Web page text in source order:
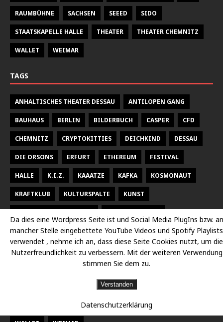
RAUMBÜHNE SACHSEN SEEED SIDO
STAATSKAPELLE HALLE THEATER THEATER CHEMNITZ
WALLET WEIMAR
TAGS
ANHALTISCHES THEATER DESSAU ANTILOPEN GANG
BAUHAUS BERLIN BILDERBUCH CASPER CFD
CHEMNITZ CRYPTOKITTIES DEICHKIND DESSAU
DIE ORSONS ERFURT ETHEREUM FESTIVAL
HALLE K.I.Z. KAAATZE KAFKA KOSMONAUT
KRAFTKLUB KULTURSPALTE KUNST
LARSEN SECHERT LEIPZIG MALEREI MARTERIA
MILKY CHANCE NEUES THEATER HALLE OPER
PETER FOX RADISSON DESSAU
SEEED
STAATSKAPELLE HALLE THEATER THEATER CHEMNITZ
Da dies eine Wordpress Seite ist und Social Media PlugIns bzw. an
mancher Stelle eingebettete YouTube Videos und Spotify Playlists
verwendet , nehme ich an, dass diese Seite Cookies nutzt, um die
Nutzerfreundlichkeit zu verbessern. Mit der weiteren Verwendung
stimmen Sie dem zu.
Verstanden
Datenschutzerklärung